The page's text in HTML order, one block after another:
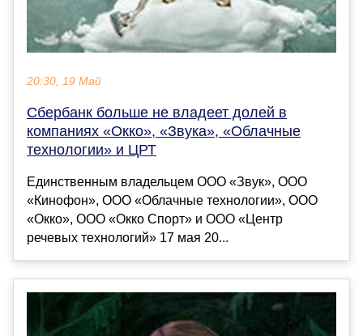
20:30, 19 Май
Сбербанк больше не владеет долей в
компаниях «Окко», «Звука», «Облачные
технологии» и ЦРТ
Единственным владельцем ООО «Звук», ООО
«Кинофон», ООО «Облачные технологии», ООО
«Окко», ООО «Окко Спорт» и ООО «Центр
речевых технологий» 17 мая 20...